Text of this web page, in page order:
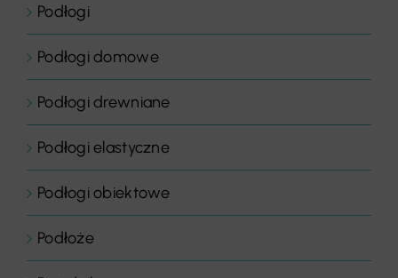
Podłogi
Podłogi domowe
Podłogi drewniane
Podłogi elastyczne
Podłogi obiektowe
Podłoże